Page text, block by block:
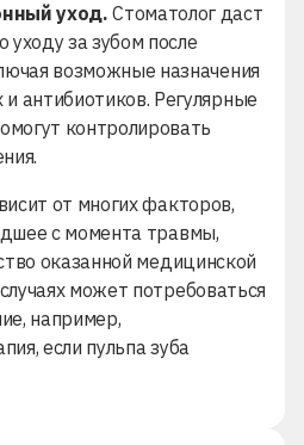
уход. Стоматолог даст
за зубом после
возможные назначения
антибиотиков. Регулярные
контролировать
от многих факторов,
с момента травмы,
оказанной медицинской
может потребоваться
например,
если пульпа зуба